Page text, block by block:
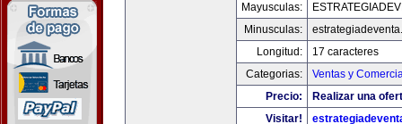
Mayusculas:
Minusculas:
Longitud:
17 caracteres
Categorias:
Ventas y
Precio:
Realizar una
Visitar!